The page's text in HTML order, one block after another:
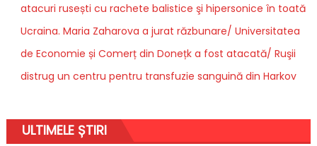
atacuri rusești cu rachete balistice şi hipersonice în toată
Ucraina. Maria Zaharova a jurat răzbunare/ Universitatea
de Economie și Comerț din Donețk a fost atacată/ Ruşii
distrug un centru pentru transfuzie sanguină din Harkov
ULTIMELE ȘTIRI